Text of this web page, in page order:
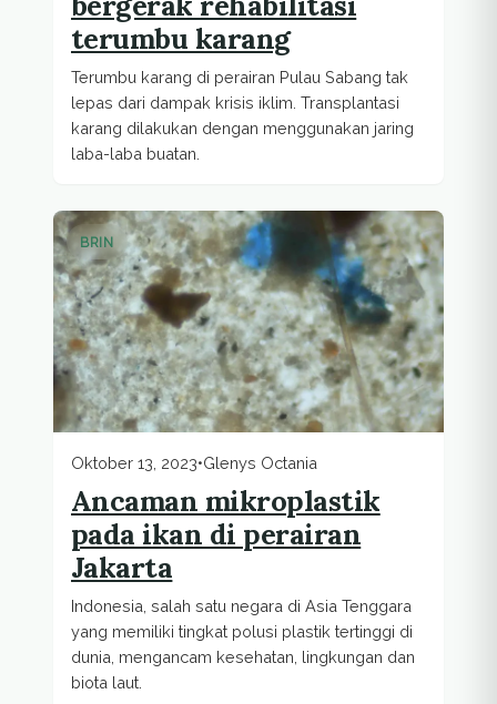
terumbu karang
Terumbu karang di perairan Pulau Sabang tak
lepas dari dampak krisis iklim. Transplantasi
karang dilakukan dengan menggunakan jaring
laba-laba buatan.
BRIN
Oktober 13, 2023•Glenys Octania
Ancaman mikroplastik
pada ikan di perairan
Jakarta
Indonesia, salah satu negara di Asia Tenggara
yang memiliki tingkat polusi plastik tertinggi di
dunia, mengancam kesehatan, lingkungan dan
biota laut.